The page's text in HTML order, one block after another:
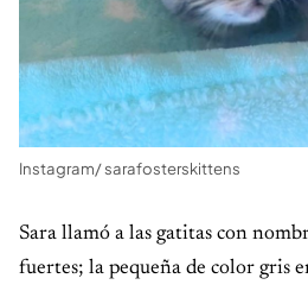
Instagram/ sarafosterskittens
Sara llamó a las gatitas con
fuertes; la pequeña de color gris